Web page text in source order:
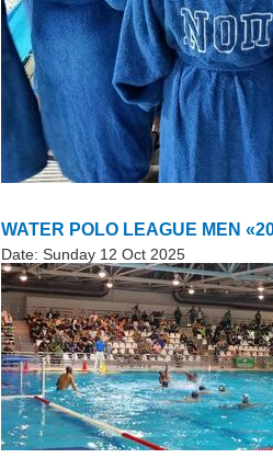
WATER POLO LEAGUE MEN
Date: Sunday 12 Oct 2025